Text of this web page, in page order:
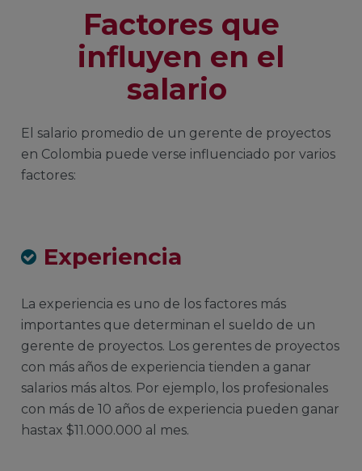
Factores que
influyen en el
salario
El salario promedio de un gerente de proyectos
en Colombia puede verse influenciado por varios
factores:
Experiencia
La experiencia es uno de los factores más
importantes que determinan el sueldo de un
gerente de proyectos. Los gerentes de proyectos
con más años de experiencia tienden a ganar
salarios más altos. Por ejemplo, los profesionales
con más de 10 años de experiencia pueden ganar
hastax $11.000.000 al mes.